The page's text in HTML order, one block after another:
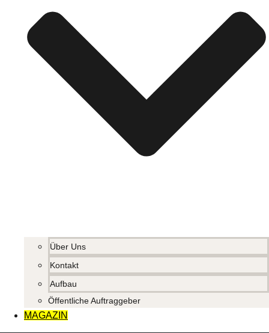
Über Uns
Kontakt
Aufbau
Öffentliche Auftraggeber
MAGAZIN